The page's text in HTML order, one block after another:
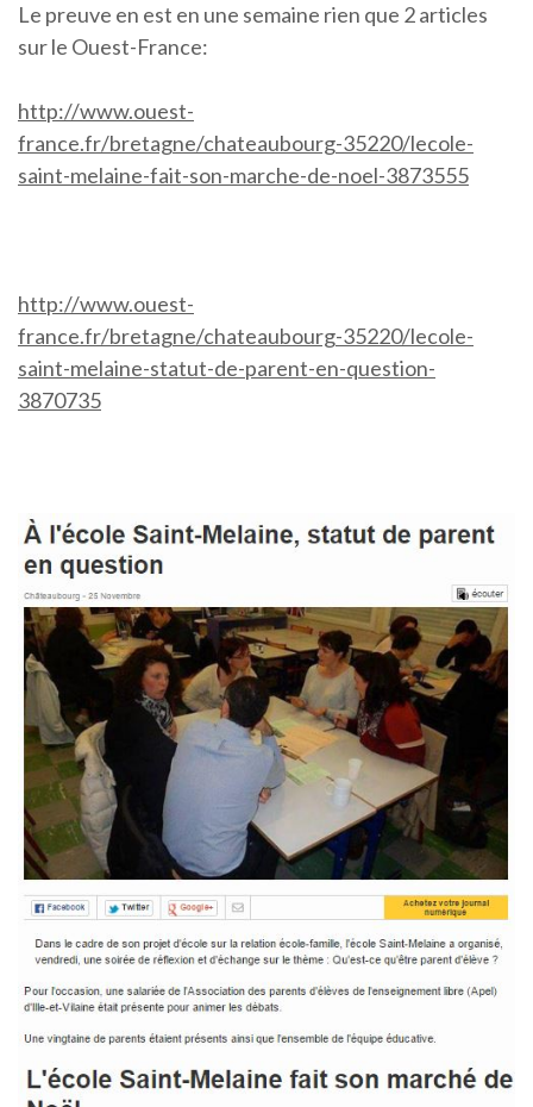
Le preuve en est en une semaine rien que 2 articles
sur le Ouest-France:
http://www.ouest-
france.fr/bretagne/chateaubourg-35220/lecole-
saint-melaine-fait-son-marche-de-noel-3873555
http://www.ouest-
france.fr/bretagne/chateaubourg-35220/lecole-
saint-melaine-statut-de-parent-en-question-
3870735